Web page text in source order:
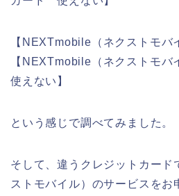
【NEXTmobile（ネクストモ
【NEXTmobile（ネクストモ
使えない】
という感じで調べてみました。
そして、違うクレジットカー
ストモバイル）のサービスをお